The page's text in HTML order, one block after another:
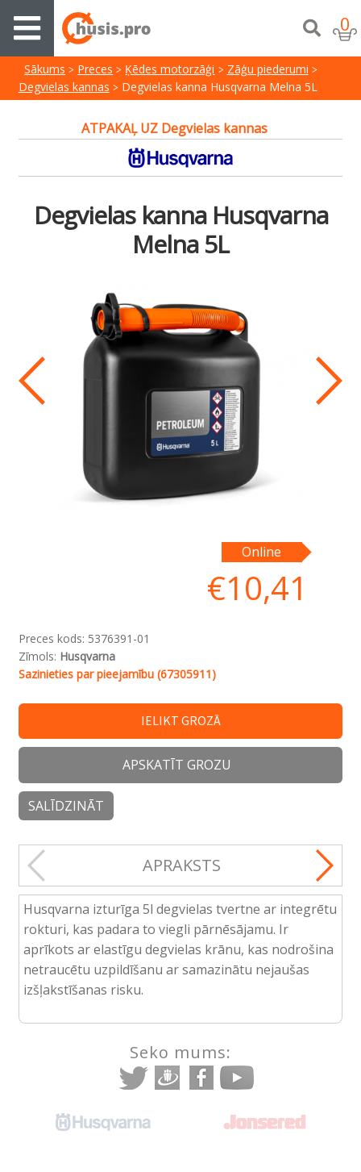
0
Sākums Preces Ķēdes motorzāģi
Zāģu piederumi
Degvielas kannas
Degvielas kanna Husqvarna Melna 5L
ATPAKAĻ UZ Degvielas kannas
Degvielas kanna Husqvarna
Melna 5L
Online
€10,41
Preces kods: 5376391-01
Zīmols: Husqvarna
Sazinieties par pieejamību (67305911)
IELIKT GROZĀ
APSKATĪT GROZU
SALĪDZINĀT
APRAKSTS
Husqvarna izturīga 5l degvielas tvertne ar integrētu
rokturi, kas padara to viegli pārnēsājamu. Ir
aprīkots ar elastīgu degvielas krānu, kas nodrošina
netraucētu uzpildīšanu ar samazinātu nejaušas
izšļakstīšanas risku.
Seko mums: